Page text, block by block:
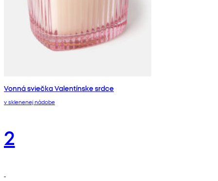
Vonná sviečka Valentínske srdce
v sklenenej nádobe
2